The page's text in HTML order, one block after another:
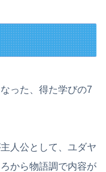
った、得た学びの7
人公として、ユダヤ
から物語調で内容が